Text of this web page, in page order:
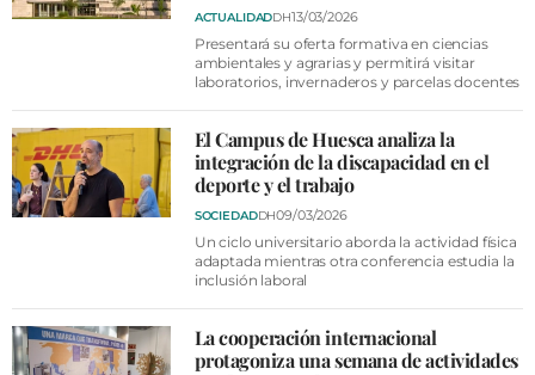
ACTUALIDADDH13/03/2026
Presentará su oferta formativa en ciencias
ambientales y agrarias y permitirá visitar
laboratorios, invernaderos y parcelas docentes
El Campus de Huesca analiza la
integración de la discapacidad en el
deporte y el trabajo
SOCIEDADDH09/03/2026
Un ciclo universitario aborda la actividad física
adaptada mientras otra conferencia estudia la
inclusión laboral
La cooperación internacional
protagoniza una semana de actividades